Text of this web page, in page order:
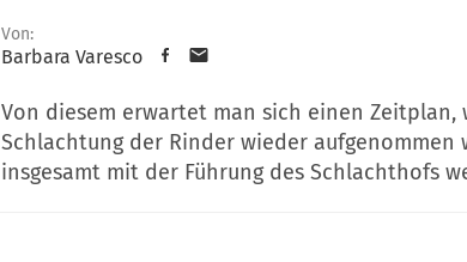
Von:
Barbara Varesco
Von diesem erwartet man sich einen Zeitplan,
Schlachtung der Rinder wieder aufgenommen
insgesamt mit der Führung des Schlachthofs